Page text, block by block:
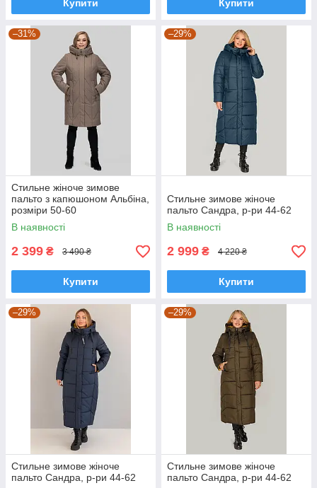
Купити Купити
–31%
Стильне жіноче зимове
пальто з капюшоном Альбіна,
розміри 50-60
В наявності
2 399 ₴ 3 490 ₴
Купити
–29%
Стильне зимове жіноче
пальто Сандра, р-ри 44-62
В наявності
2 999 ₴ 4 220 ₴
Купити
–29%
Стильне зимове жіноче
пальто Сандра, р-ри 44-62
–29%
Стильне зимове жіноче
пальто Сандра, р-ри 44-62